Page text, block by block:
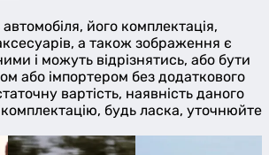
автомобіля, його комплектація,
а також зображення є
і можуть відрізнятись, або бути
або імпортером без додаткового
вартість, наявність даного
комплектацію, будь ласка, уточнюйте